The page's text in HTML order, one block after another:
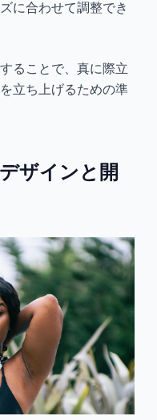
に合わせて調整でき
ることで、真に際立
立ち上げるための準
ザインと開